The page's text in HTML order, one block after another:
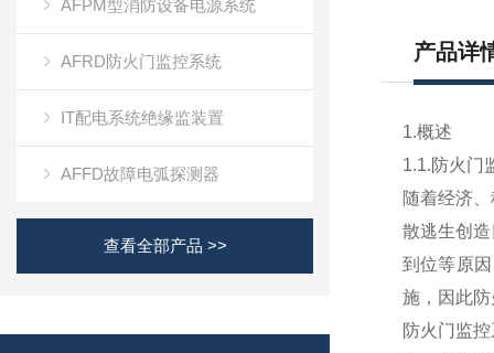
AFPM型消防设备电源系统
AFRD防火门监控系统
IT配电系统绝缘监装置
AFFD故障电弧探测器
查看全部产品 >>
产品详
1.概述
1.1.防火门
随着经济
散逃生创
到位等原
施，因此
防火门监